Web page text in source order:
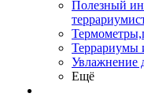
Полезный
Террариумы
Увлажнение
Ещё